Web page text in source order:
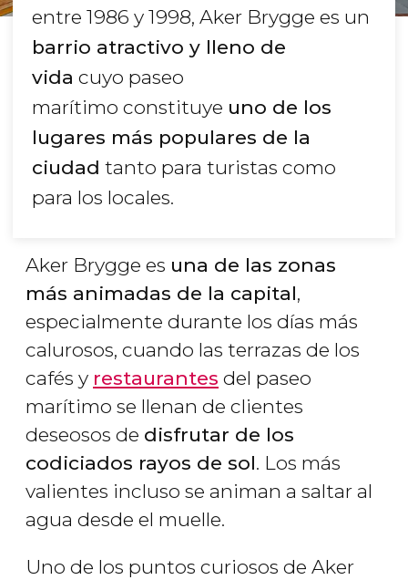
entre 1986 y 1998, Aker Brygge es un
barrio atractivo y lleno de
vida cuyo paseo
marítimo constituye uno de los
lugares más populares de la
ciudad tanto para turistas como
para los locales.
Aker Brygge es una de las zonas
más animadas de la capital,
especialmente durante los días más
calurosos, cuando las terrazas de los
cafés y restaurantes del paseo
marítimo se llenan de clientes
deseosos de disfrutar de los
codiciados rayos de sol. Los más
valientes incluso se animan a saltar al
agua desde el muelle.
Uno de los puntos curiosos de Aker